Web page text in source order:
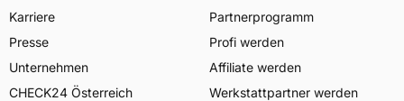
Karriere
Presse
Unternehmen
CHECK24 Österreich
Partnerprogramm
Profi werden
Affiliate werden
Werkstattpartner werden